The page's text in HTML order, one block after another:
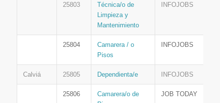
25803
Técnica/o de
Limpieza y
Mantenimiento
INFOJOBS
25804
Camarera / o
Pisos
INFOJOBS
Calviá 25805 Dependienta/e INFOJOBS
25806
Camarera/o de
JOB TODAY